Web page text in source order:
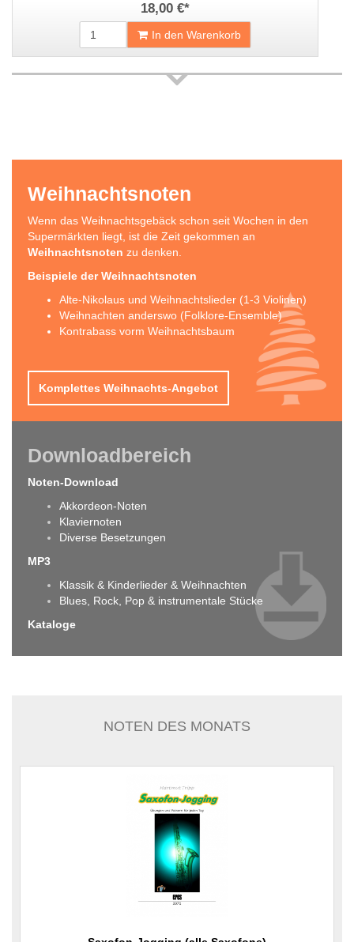
18,00 €*
In den Warenkorb
Weihnachtsnoten
Wenn das Weihnachtsgebäck schon seit Wochen in den
Supermärkten liegt, ist die Zeit gekommen an
Weihnachtsnoten zu denken.
Beispiele der Weihnachtsnoten
Alte-Nikolaus und Weihnachtslieder (1-3 Violinen)
Weihnachten anderswo (Folklore-Ensemble)
Kontrabass vorm Weihnachtsbaum
Komplettes Weihnachts-Angebot
Downloadbereich
Noten-Download
Akkordeon-Noten
Klaviernoten
Diverse Besetzungen
MP3
Klassik & Kinderlieder & Weihnachten
Blues, Rock, Pop & instrumentale Stücke
Kataloge
NOTEN DES MONATS